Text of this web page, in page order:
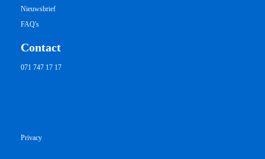
Nieuwsbrief
FAQ's
Contact
071 747 17 17
Privacy